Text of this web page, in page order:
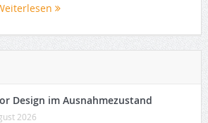
Design im Ausnahmezustand
2026